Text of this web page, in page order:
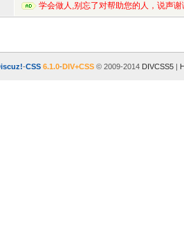
学会做人,别忘了对帮助您的人，说声谢
-CSS 6.1.0-DIV+CSS© 2009-2014 DIVCSS5|